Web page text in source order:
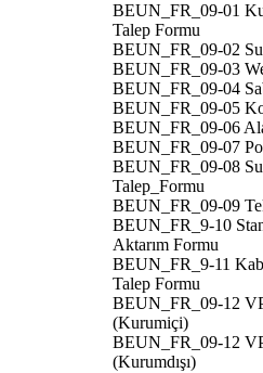
BEUN_FR_09-01
Talep Formu
BEUN_FR_09-02
BEUN_FR_09-03
BEUN_FR_09-04
BEUN_FR_09-05
BEUN_FR_09-06
BEUN_FR_09-07
BEUN_FR_09-08
Talep_Formu
BEUN_FR_09-09
BEUN_FR_9-10
Aktarım Formu
BEUN_FR_9-11
Talep Formu
BEUN_FR_09-12
(Kurumiçi)
BEUN_FR_09-12
(Kurumdışı)